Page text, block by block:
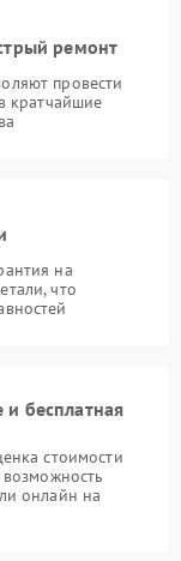
ремонт
провести
кратчайшие
на
что
бесплатная
стоимости
онлайн на